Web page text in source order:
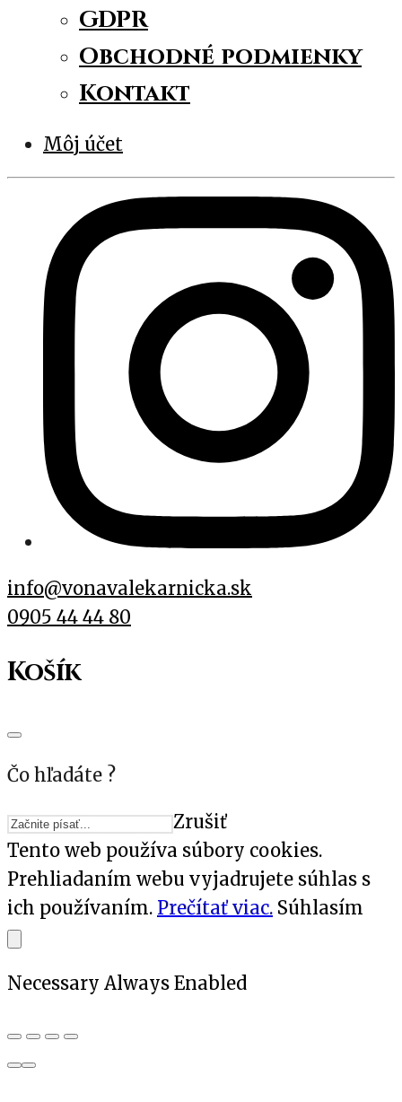
GDPR
Obchodné podmienky
Kontakt
Môj účet
info@vonavalekarnicka.sk
0905 44 44 80
Košík
Čo hľadáte ?
Zrušiť
Tento web používa súbory cookies.
Prehliadaním webu vyjadrujete súhlas s
ich používaním. Prečítať viac. Súhlasím
Necessary Always Enabled